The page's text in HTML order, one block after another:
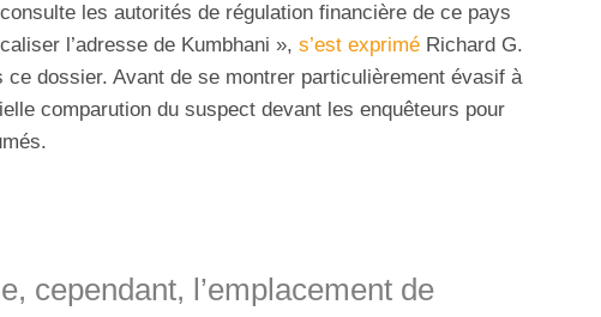
consulte les autorités de régulation financière de ce pays
l’adresse de Kumbhani », s’est exprimé Richard G.
ce dossier. Avant de se montrer particulièrement évasif à
comparution du suspect devant les enquêteurs pour
cependant, l’emplacement de